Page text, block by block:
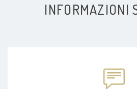
INFORMAZIONI